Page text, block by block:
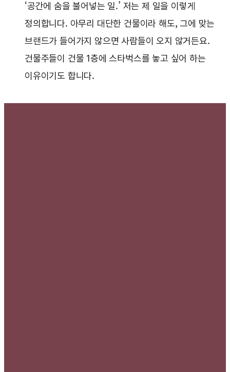
‘공간에 숨을 불어넣는 일.’ 저는 제 일을 이렇게
정의합니다. 아무리 대단한 건물이라 해도, 그에 맞는
브랜드가 들어가지 않으면 사람들이 오지 않거든요.
건물주들이 건물 1층에 스타벅스를 놓고 싶어 하는
이유이기도 합니다.